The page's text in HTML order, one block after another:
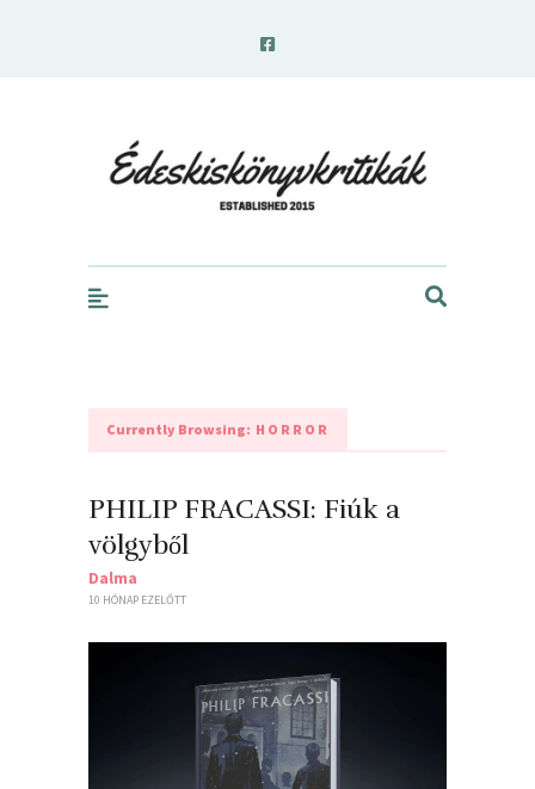
Currently Browsing: HORROR
PHILIP FRACASSI: Fiúk ​a
völgyből
Dalma
10 HÓNAP EZELŐTT